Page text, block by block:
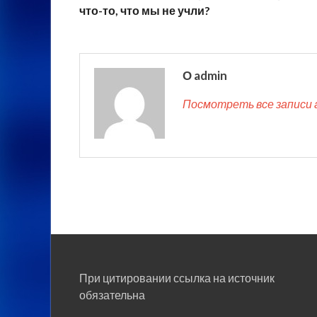
что-то, что мы не учли?
О admin
Посмотреть все записи
При цитировании ссылка на источник
обязательна